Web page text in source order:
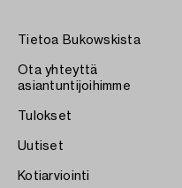
Tietoa Bukowskista
Ota yhteyttä
asiantuntijoihimme
Tulokset
Uutiset
Kotiarviointi